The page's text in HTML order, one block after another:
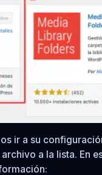
ir a su
a la lista. En